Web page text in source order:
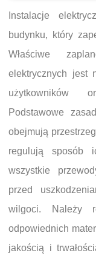
Instalacje
budynku, który
Właściwe
elektrycznych jest
użytkowników
Podstawowe
obejmują
regulują sposób
wszystkie
przed
wilgoci. Należy
odpowiednich
jakością i